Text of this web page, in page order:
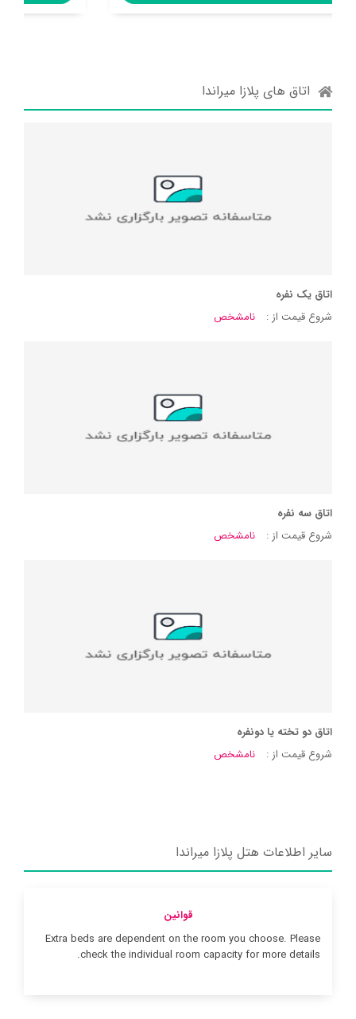
اتاق های پلازا میراندا
اتاق یک نفره
شروع قیمت از :
نامشخص
اتاق سه نفره
شروع قیمت از :
نامشخص
اتاق دو تخته یا دونفره
شروع قیمت از :
نامشخص
سایر اطلاعات هتل پلازا میراندا
قوانین
Extra beds are dependent on the room you choose. Please
check the individual room capacity for more details.